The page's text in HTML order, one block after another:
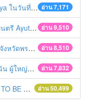
อ่าน 7,171
นวาคม 2560
อ่าน 9,510
of the bands
อ่าน 8,510
ยุธยา 2560
อ่าน 7,832
บ้าน ฯลฯ
อ่าน 50,499
ONE